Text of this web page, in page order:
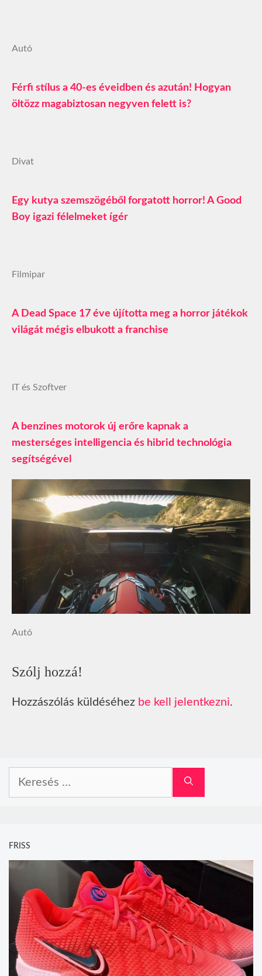
Autó
Férfi stílus a 40-es éveidben és azután! Hogyan
öltözz magabiztosan negyven felett is?
Divat
Egy kutya szemszögéből forgatott horror! A Good
Boy igazi félelmeket ígér
Filmipar
A Dead Space 17 éve újította meg a horror játékok
világát mégis elbukott a franchise
IT és Szoftver
A benzines motorok új erőre kapnak a
mesterséges intelligencia és hibrid technológia
segítségével
Autó
Szólj hozzá!
Hozzászólás küldéséhez be kell jelentkezni.
FRISS